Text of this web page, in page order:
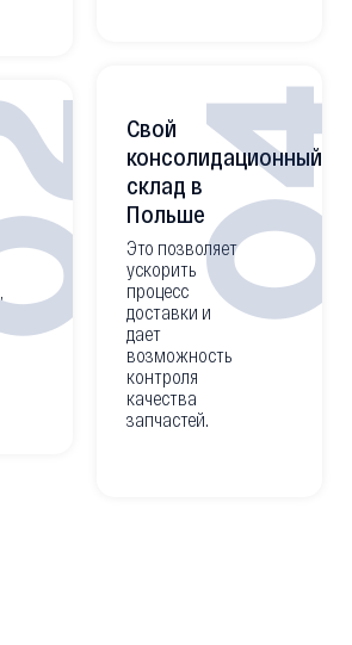
Свой
консолидационный
склад в
Польше
Это позволяет
ускорить
процесс
доставки и
дает
возможность
контроля
качества
запчастей.